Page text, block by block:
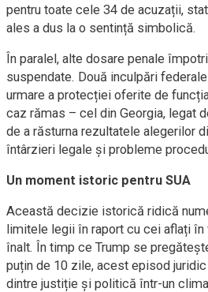
pentru toate cele 34 de acuzații,
ales a dus la o sentință simbolică.
În paralel, alte dosare penale
suspendate. Două inculpări
urmare a protecției oferite de
caz rămas – cel din Georgia, legat
de a răsturna rezultatele alegerilor
întârzieri legale și probleme
Un moment istoric pentru SUA
Această decizie istorică ridică
limitele legii în raport cu cei aflați
înalt. În timp ce Trump se
puțin de 10 zile, acest episod
dintre justiție și politică într-un